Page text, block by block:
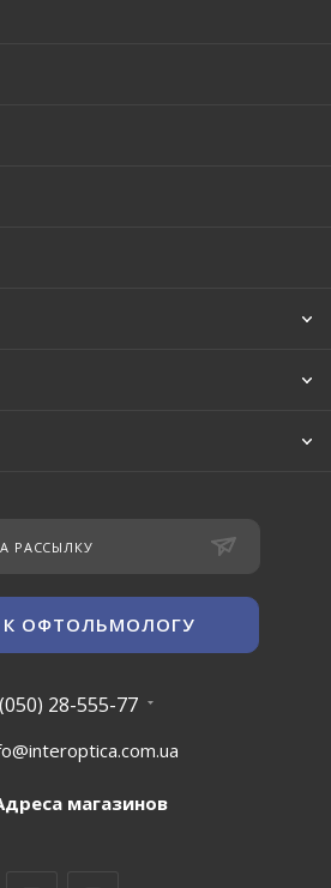
РАССЫЛКУ
К ОФТОЛЬМОЛОГУ
(050) 28-555-77
магазинов